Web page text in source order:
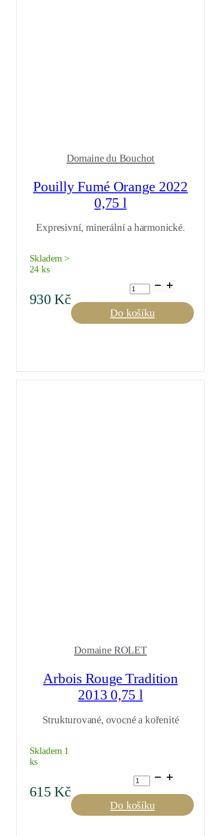
Domaine du Bouchot
Pouilly Fumé Orange 2022
0,75 l
Expresivní, minerální a harmonické.
Skladem >
24 ks
930Kč
Pouilly
Fumé
Orange
2022
0,75
Do košíku
Domaine ROLET
Arbois Rouge Tradition
2013 0,75 l
Strukturované, ovocné a kořenité
Skladem 1
ks
615Kč
Arbois
Rouge
Tradition
2013
0,75
Do košíku